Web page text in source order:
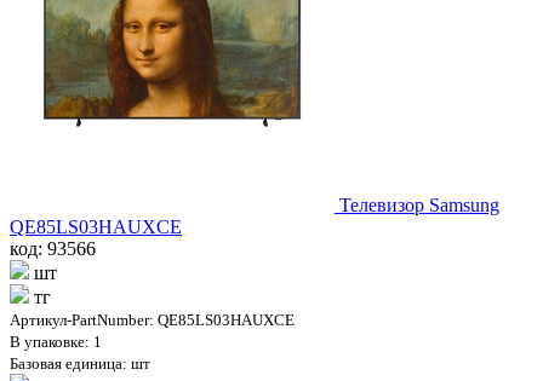
Телевизор Samsung
QE85LS03HAUXCE
код: 93566
шт
тг
Артикул-PartNumber: QE85LS03HAUXCE
В упаковке: 1
Базовая единица: шт